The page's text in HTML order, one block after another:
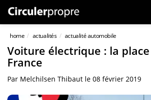
home actualités actualité automobile
Voiture électrique : la
France
Par Melchilsen Thibaut le 08 février 2019